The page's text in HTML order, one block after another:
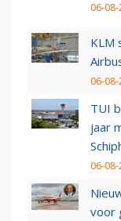
06-
KLM
06-
TUI
jaar
06-
voor